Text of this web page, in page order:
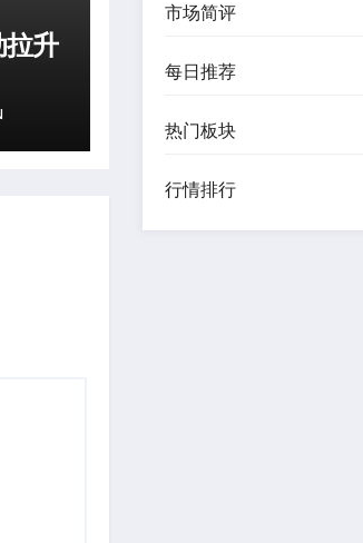
升
市场简评
每日推荐
热门板块
行情排行